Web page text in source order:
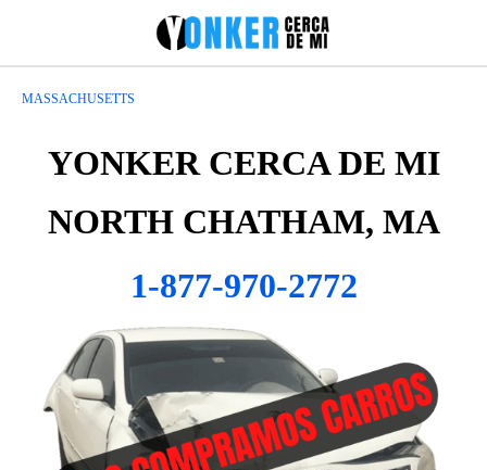
MASSACHUSETTS
YONKER CERCA DE MI
NORTH CHATHAM, MA
1-877-970-2772